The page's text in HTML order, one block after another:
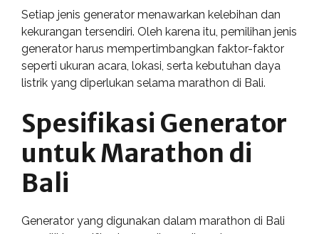
Setiap jenis generator menawarkan kelebihan dan
kekurangan tersendiri. Oleh karena itu, pemilihan jenis
generator harus mempertimbangkan faktor-faktor
seperti ukuran acara, lokasi, serta kebutuhan daya
listrik yang diperlukan selama marathon di Bali.
Spesifikasi Generator
untuk Marathon di
Bali
Generator yang digunakan dalam marathon di Bali